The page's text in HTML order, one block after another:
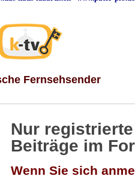
Fernsehsender
Nur
Beiträge im
Wenn Sie sich